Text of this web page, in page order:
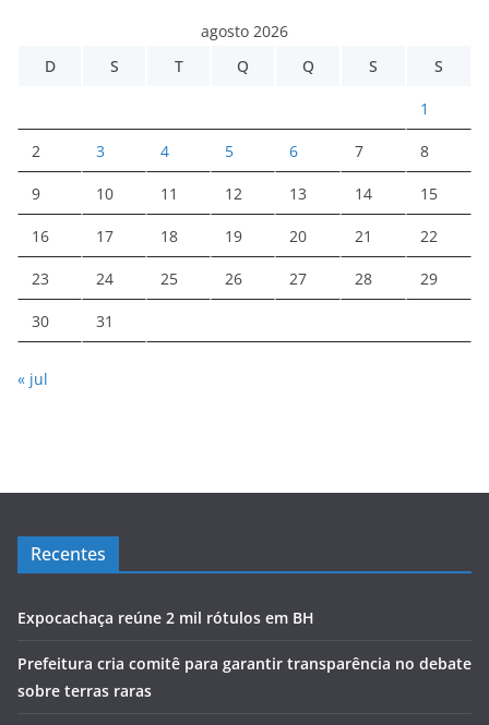
agosto 2026
D
S T Q Q S S
1
2 3 4 5 6 7 8
9 10 11 12 13 14 15
16 17 18 19 20 21 22
23 24 25 26 27 28 29
30 31
« jul
Recentes
Expocachaça reúne 2 mil rótulos em BH
Prefeitura cria comitê para garantir transparência no debate
sobre terras raras